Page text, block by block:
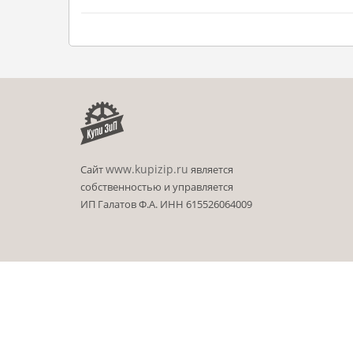
Сайтwww.kupizip.ru является
собственностью и управляется
ИП Галатов Ф.А. ИНН 615526064009